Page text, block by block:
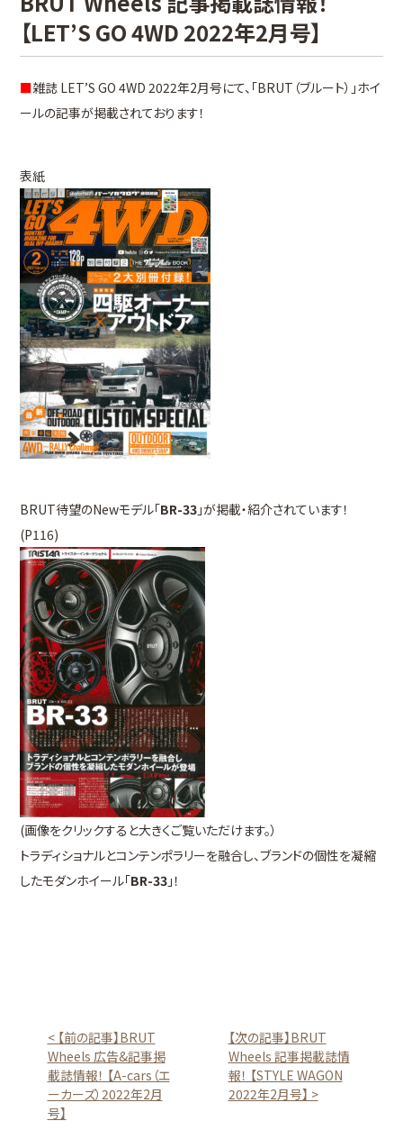
【LET’S GO 4WD 2022年2月号】
■雑誌 LET’S GO 4WD 2022年2月号にて、「BRUT（ブルート）」ホイ
ールの記事が掲載されております！
表紙
BRUT待望のNewモデル「BR-33 」が掲載・紹介されています！
(P116)
(画像をクリックすると大きくご覧いただけます。）
トラディショナルとコンテンポラリーを融合し、ブランドの個性を凝縮
したモダンホイール「BR-33 」！
< 【前の記事】BRUT
Wheels 広告&記事掲
載誌情報！ 【A-cars（エ
ーカーズ）2022年2月
号】
【次の記事】BRUT
Wheels 記事掲載誌情
報！ 【STYLE WAGON
2022年2月号】 >